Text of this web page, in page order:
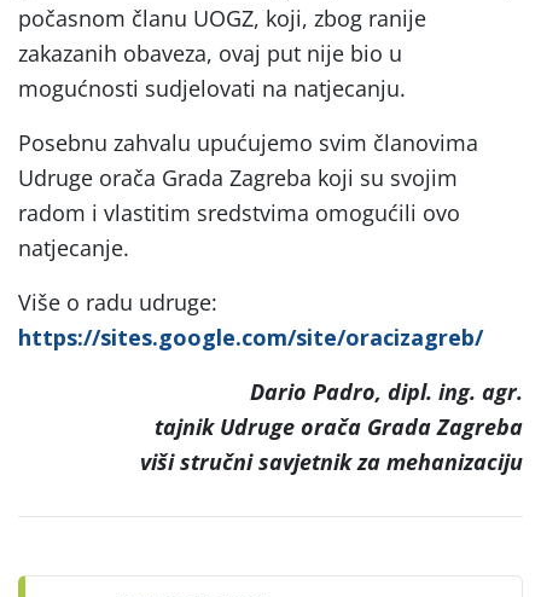
počasnom članu UOGZ, koji, zbog ranije
zakazanih obaveza, ovaj put nije bio u
mogućnosti sudjelovati na natjecanju.
Posebnu zahvalu upućujemo svim članovima
Udruge orača Grada Zagreba koji su svojim
radom i vlastitim sredstvima omogućili ovo
natjecanje.
Više o radu udruge:
https://sites.google.com/site/oracizagreb/
Dario Padro, dipl. ing. agr.
tajnik Udruge orača Grada Zagreba
viši stručni savjetnik za mehanizaciju
navigation